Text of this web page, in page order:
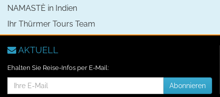
NAMASTÈ in Indien
Ihr Thürmer Tours Team
AKTUELL
Ehalten Sie Reise-Infos per E-Mail:
Mail-
Abonnieren